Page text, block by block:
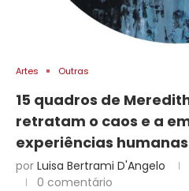
Artes Outras
15 quadros de
retratam o caos e a
experiências humanas
por Luisa Bertrami D'Angelo
0 comentário